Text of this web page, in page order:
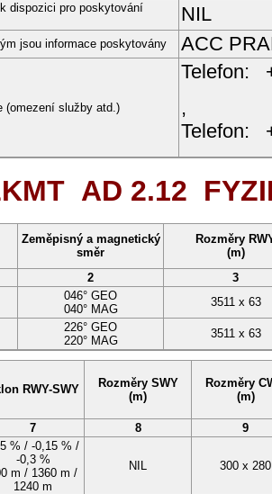
dispozici pro poskytování
NIL
jsou informace poskytovány ACC
(omezení služby atd.)
Telefon:
,
Telefon:
AD 2.12
Zeměpisný a magnetický
směr
Rozměry
(m)
2
3
046° GEO
040°MAG
3511 x 63
226° GEO
220°MAG
3511 x 63
RWY-SWY
Rozměry SWY
(m)
Rozměry
(m)
7 8 9
% / -0,15 % /
-0,3 %
m / 1360 m /
1240 m
NIL 300 x 280